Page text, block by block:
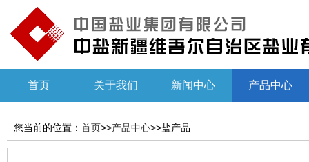
首页 关于我们 新闻中心 产品中心
您当前的位置： 首页>>产品中心>>盐产品